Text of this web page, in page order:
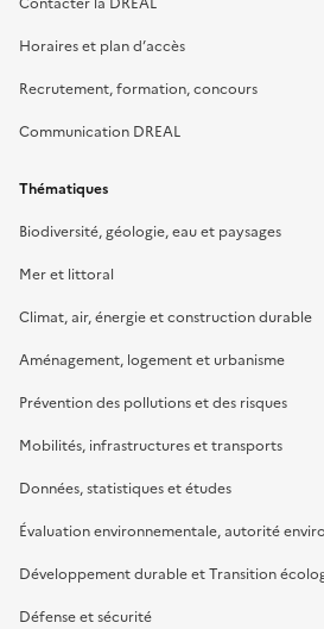
Horaires et plan d’accès
Recrutement, formation, concours
Communication DREAL
Thématiques
Biodiversité, géologie, eau et paysages
Mer et littoral
Climat, air, énergie et construction durable
Aménagement, logement et urbanisme
Prévention des pollutions et des risques
Mobilités, infrastructures et transports
Données, statistiques et études
Évaluation environnementale, autorité
Développement durable et Transition
Défense et sécurité